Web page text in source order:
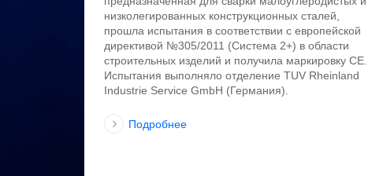
низколегированных конструкционных сталей,
прошла испытания в соответствии с европейской
директивой №305/2011 (Система 2+) в области
строительных изделий и получила маркировку СЕ.
Испытания выполняло отделение TUV Rheinland
Industrie Service GmbH (Германия).
Подробнее